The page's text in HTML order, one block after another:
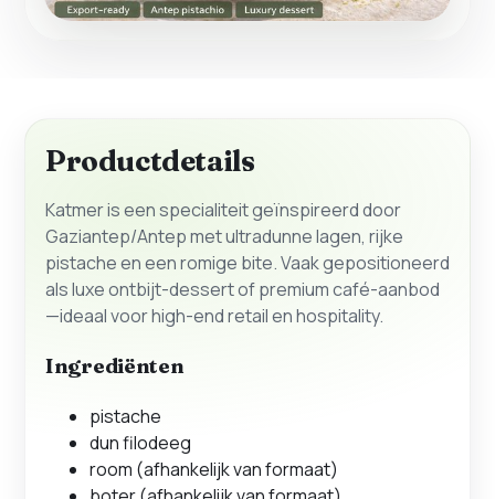
Productdetails
Katmer is een specialiteit geïnspireerd door
Gaziantep/Antep met ultradunne lagen, rijke
pistache en een romige bite. Vaak gepositioneerd
als luxe ontbijt-dessert of premium café-aanbod
—ideaal voor high-end retail en hospitality.
Ingrediënten
pistache
dun filodeeg
room (afhankelijk van formaat)